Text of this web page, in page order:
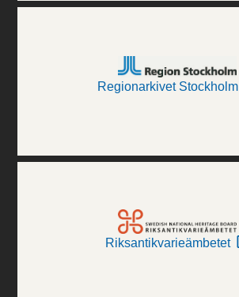
Regionarkivet Stockholm
Riksantikvarieämbetet